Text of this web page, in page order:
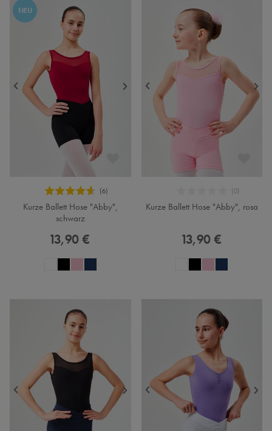
NEU
Kurze Ballett Hose "Abby",
schwarz
13,90 €
Kurze Ballett Hose "Abby", rosa
13,90 €